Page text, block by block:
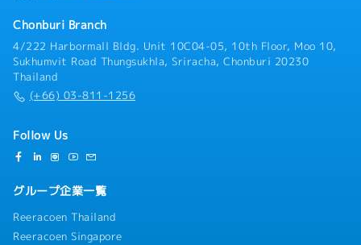
Chonburi Branch
4/222 Harbormall Bldg. Unit 10C04-05, 10th Floor, Moo 10,
Sukhumvit Road Thungsukhla, Sriracha, Chonburi 20230
Thailand
(+66) 03-811-1256
Follow Us
グループ企業一覧
Reeracoen Thailand
Reeracoen Singapore